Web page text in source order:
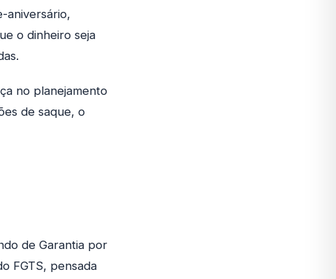
aniversário,
o dinheiro seja
no planejamento
de saque, o
de Garantia por
FGTS, pensada